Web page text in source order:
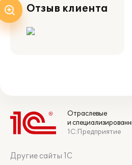
Отзыв клиента
Отраслевые
и
1С:Предприятие
Другие сайты 1С